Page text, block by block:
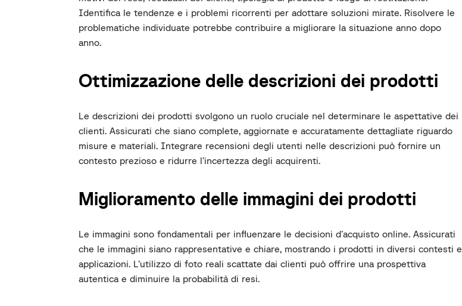
Identifica le tendenze e i problemi ricorrenti per adottare soluzioni mirate. Risolvere le
problematiche individuate potrebbe contribuire a migliorare la situazione anno dopo
anno.
Ottimizzazione delle descrizioni dei prodotti
Le descrizioni dei prodotti svolgono un ruolo cruciale nel determinare le aspettative dei
clienti. Assicurati che siano complete, aggiornate e accuratamente dettagliate riguardo
misure e materiali. Integrare recensioni degli utenti nelle descrizioni può fornire un
contesto prezioso e ridurre l’incertezza degli acquirenti.
Miglioramento delle immagini dei prodotti
Le immagini sono fondamentali per influenzare le decisioni d’acquisto online. Assicurati
che le immagini siano rappresentative e chiare, mostrando i prodotti in diversi contesti e
applicazioni. L’utilizzo di foto reali scattate dai clienti può offrire una prospettiva
autentica e diminuire la probabilità di resi.